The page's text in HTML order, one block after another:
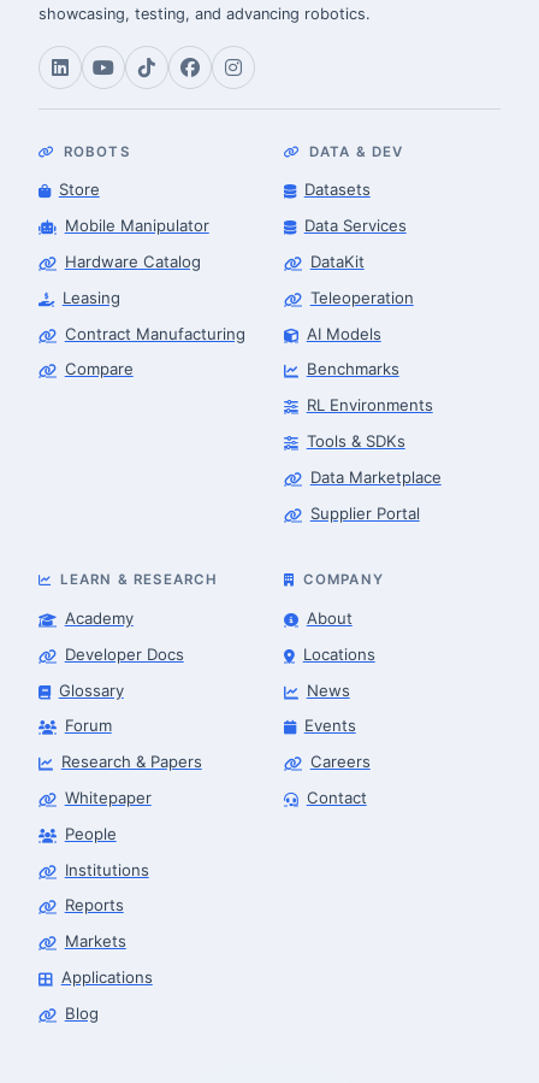
showcasing, testing, and advancing robotics.
ROBOTS
Store
Mobile Manipulator
Hardware Catalog
Leasing
Contract Manufacturing
Compare
DATA & DEV
Datasets
Data Services
DataKit
Teleoperation
AI Models
Benchmarks
RL Environments
Tools & SDKs
Data Marketplace
Supplier Portal
LEARN & RESEARCH
Academy
Developer Docs
Glossary
Forum
Research & Papers
Whitepaper
People
Institutions
Reports
Markets
Applications
Blog
COMPANY
About
Locations
News
Events
Careers
Contact
Robotics Advisor